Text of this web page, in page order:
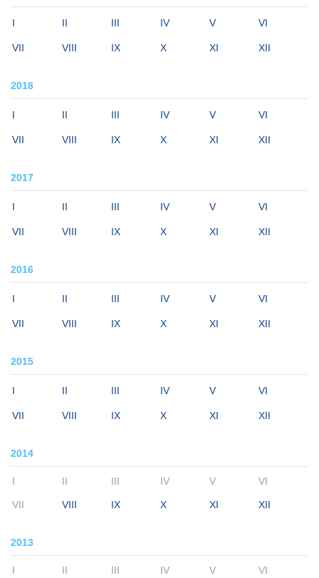
I II III IV V VI
VII VIII IX X XI XII
2018
I II III IV V VI
VII VIII IX X XI XII
2017
I II III IV V VI
VII VIII IX X XI XII
2016
I II III IV V VI
VII VIII IX X XI XII
2015
I II III IV V VI
VII VIII IX X XI XII
2014
I II III IV V VI
VII VIII IX X XI XII
2013
I II III IV V
VI